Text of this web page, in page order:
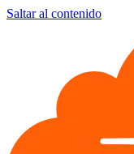
Saltar al contenido